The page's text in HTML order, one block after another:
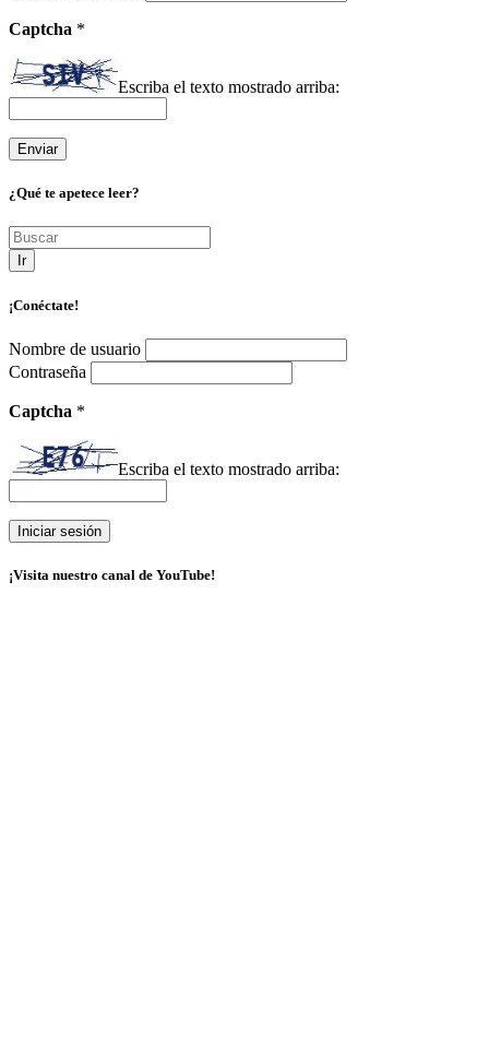
Captcha *
Escriba el texto mostrado arriba:
¿Qué te apetece leer?
Ir
¡Conéctate!
Nombre de usuario
Contraseña
Captcha *
Escriba el texto mostrado arriba:
¡Visita nuestro canal de YouTube!